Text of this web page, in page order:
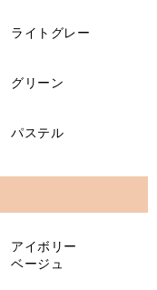
ライトグレー
グリーン
パステル
アイボリー
ベージュ